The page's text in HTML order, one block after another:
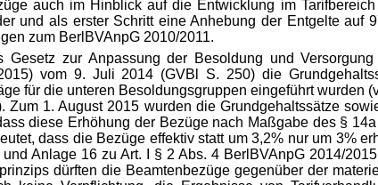
auch im Hinblick auf die Entwicklung im
und als erster Schritt eine Anhebung der Entgelte
zum BerlBVAnpG 2010/2011.
zur Anpassung der Besoldung und
vom 9. Juli 2014 (GVBl S. 250) die
für die unteren Besoldungsgruppen eingeführt wurden
Zum 1. August 2015 wurden die Grundgehaltssätze
diese Erhöhung der Bezüge nach Maßgabe des §
dass die Bezüge effektiv statt um 3,2% nur um 3%
Anlage 16 zu Art. I § 2 Abs. 4 BerlBVAnpG 2014/
dürften die Beamtenbezüge gegenüber der